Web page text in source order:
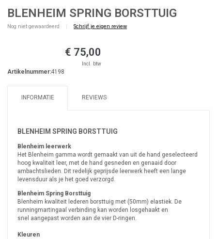
BLENHEIM SPRING BORSTTUIG
Nog niet gewaardeerd Schrijf je eigen review
€ 75,00
Incl. btw
Artikelnummer:4198
INFORMATIE REVIEWS
BLENHEIM SPRING BORSTTUIG
Blenheim leerwerk
Het Blenheim gamma wordt gemaakt van uit de hand geselecteerd
hoog kwaliteit leer, met de hand gesneden en genaaid door
ambachtslieden. Dit redelijk geprijsde leerwerk heeft een lange
levensduur als je het goed verzorgd.
Blenheim Spring Borsttuig
Blenheim kwaliteit lederen borsttuig met (50mm) elastiek. De
runningmartingaal verbinding kan worden losgehaakt en
snel aangepast worden aan de vier D-ringen.
Kleuren